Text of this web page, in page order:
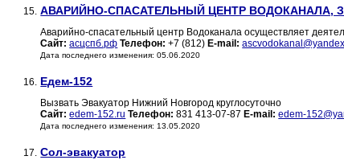
15. АВАРИЙНО-СПАСАТЕЛЬНЫЙ ЦЕНТР ВОДОКАНАЛА,
Аварийно-спасательный центр Водоканала осуществляет
Сайт: асцспб.рф Телефон: +7 (812) ​​​​​​ E-mail:
Дата последнего изменения: 05.06.2020
16. Едем-152
Вызвать Эвакуатор Нижний Новгород круглосуточно
Сайт: edem-152.ru Телефон: 831 413-07-87 E-mail: edem-
Дата последнего изменения: 13.05.2020
17. Сол-эвакуатор